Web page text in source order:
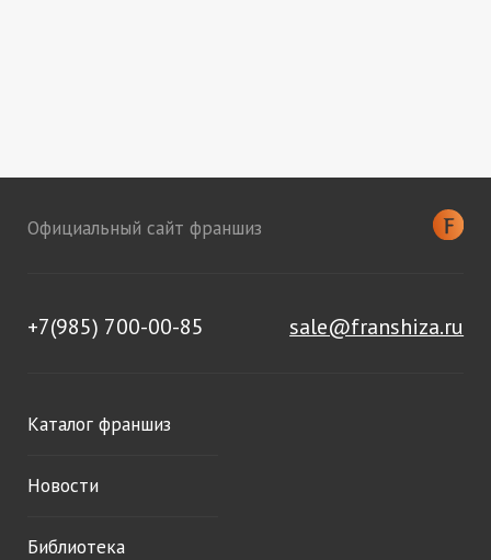
Официальный сайт франшиз
+7(985) 700-00-85 sale@franshiza.ru
Каталог франшиз
Новости
Библиотека